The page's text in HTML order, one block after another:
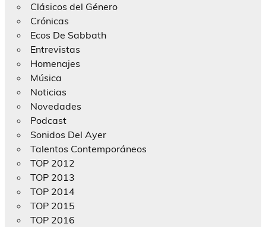
Clásicos del Género
Crónicas
Ecos De Sabbath
Entrevistas
Homenajes
Música
Noticias
Novedades
Podcast
Sonidos Del Ayer
Talentos Contemporáneos
TOP 2012
TOP 2013
TOP 2014
TOP 2015
TOP 2016